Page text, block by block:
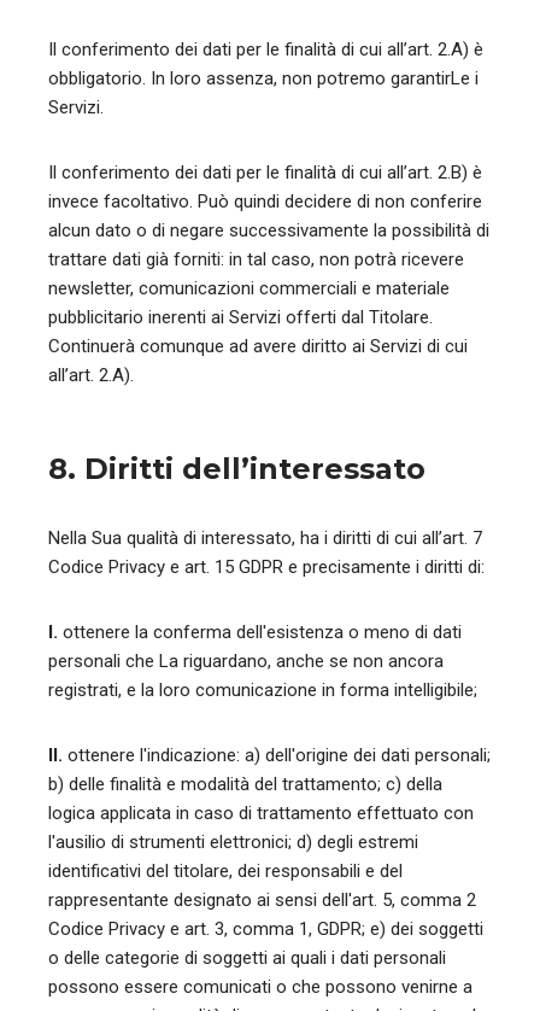
Il conferimento dei dati per le finalità di cui all’art. 2.A) è
obbligatorio. In loro assenza, non potremo garantirLe i
Servizi.
Il conferimento dei dati per le finalità di cui all’art. 2.B) è
invece facoltativo. Può quindi decidere di non conferire
alcun dato o di negare successivamente la possibilità di
trattare dati già forniti: in tal caso, non potrà ricevere
newsletter, comunicazioni commerciali e materiale
pubblicitario inerenti ai Servizi offerti dal Titolare.
Continuerà comunque ad avere diritto ai Servizi di cui
all’art. 2.A).
8. Diritti dell’interessato
Nella Sua qualità di interessato, ha i diritti di cui all’art. 7
Codice Privacy e art. 15 GDPR e precisamente i diritti di:
I. ottenere la conferma dell'esistenza o meno di dati
personali che La riguardano, anche se non ancora
registrati, e la loro comunicazione in forma intelligibile;
II. ottenere l'indicazione: a) dell'origine dei dati personali;
b) delle finalità e modalità del trattamento; c) della
logica applicata in caso di trattamento effettuato con
l'ausilio di strumenti elettronici; d) degli estremi
identificativi del titolare, dei responsabili e del
rappresentante designato ai sensi dell'art. 5, comma 2
Codice Privacy e art. 3, comma 1, GDPR; e) dei soggetti
o delle categorie di soggetti ai quali i dati personali
possono essere comunicati o che possono venirne a